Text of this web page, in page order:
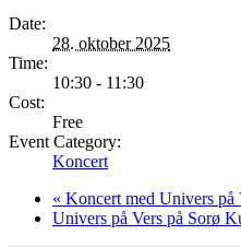
Date:
28. oktober 2025
Time:
10:30 - 11:30
Cost:
Free
Event Category:
Koncert
« Koncert med Univers på
Univers på Vers på Sorø